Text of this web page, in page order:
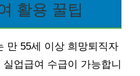
활용 꿀팁
만 55세 이상 희망퇴직자
업급여 수급이 가능합니